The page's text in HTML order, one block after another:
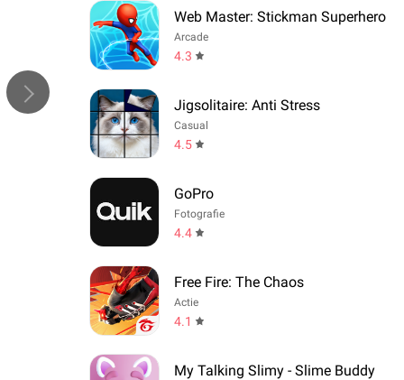
Web Master: Stickman Superhero
Arcade
4.3
Jigsolitaire: Anti Stress
Casual
4.5
GoPro
Fotografie
4.4
Free Fire: The Chaos
Actie
4.1
My Talking Slimy - Slime Buddy